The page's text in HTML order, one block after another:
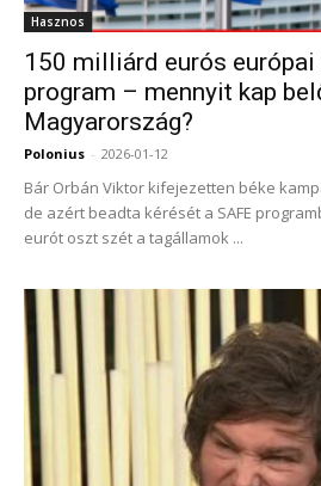
Hasznos
150 milliárd eurós európai
program – mennyit kap
Magyarország?
Polonius - 2026-01-12
Bár Orbán Viktor kifejezetten béke
de azért beadta kérését a SAFE
eurót oszt szét a tagállamok ...